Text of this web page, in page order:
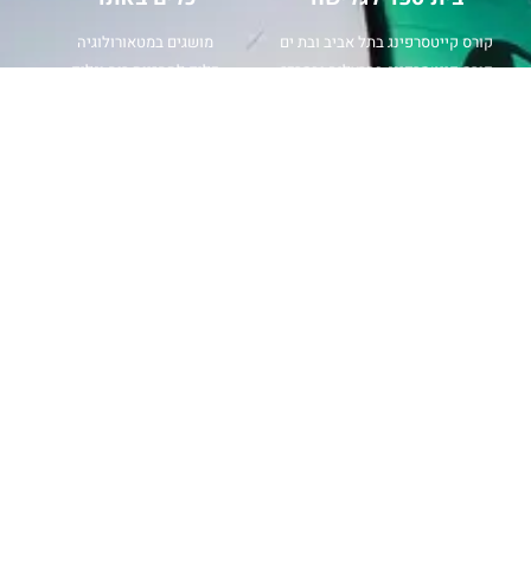
קורס קייטסרפינג בתל אביב ובת ים
קורס קייטסרפינג בהרצליה ובמרכז
מושגים במטאורולוגיה
כלים לתחזיות רוח וגלים